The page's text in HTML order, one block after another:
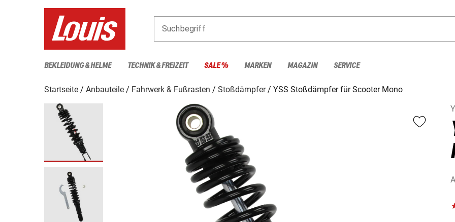
Suchbegriff
BEKLEIDUNG & HELME TECHNIK & FREIZEIT SALE % MARKEN MAGAZIN SERVICE
Startseite Anbauteile Fahrwerk & Fußrasten Stoßdämpfer
YSS Stoßdämpfer für Scooter Mono